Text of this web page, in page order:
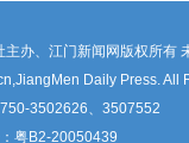
办、江门新闻网版权所有
Daily Press. All
3502626、3507552
粤B2-20050439